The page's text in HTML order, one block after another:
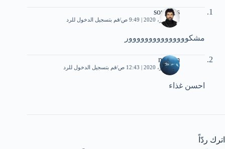
soundos
18 فبراير، 2020 | 9:49 ص قم بتسجيل الدخول للرد
مشكووووووووووووووور
nassim
22 فبراير، 2020 | 12:43 ص قم بتسجيل الدخول للرد
احسن غذاء
اترك ردّاً